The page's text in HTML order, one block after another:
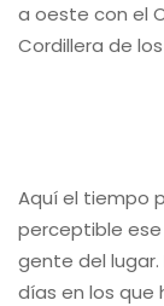
a oeste con el
Cordillera de
Aquí el tiempo
perceptible
gente del
días en los que